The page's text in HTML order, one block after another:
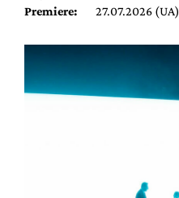
Premiere:
27.07.2026 (UA)